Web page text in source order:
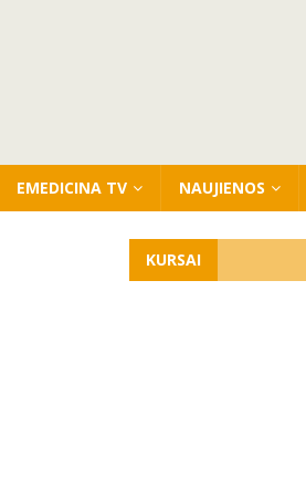
EMEDICINA TV NAUJIENOS
KURSAI